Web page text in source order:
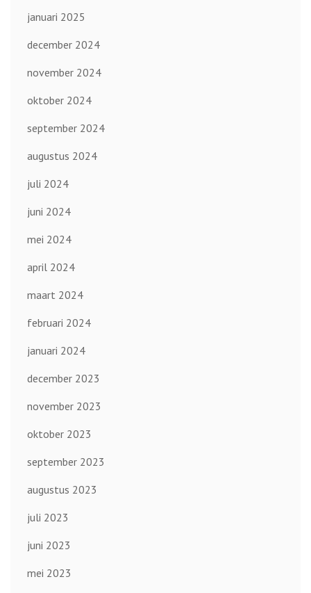
januari 2025
december 2024
november 2024
oktober 2024
september 2024
augustus 2024
juli 2024
juni 2024
mei 2024
april 2024
maart 2024
februari 2024
januari 2024
december 2023
november 2023
oktober 2023
september 2023
augustus 2023
juli 2023
juni 2023
mei 2023